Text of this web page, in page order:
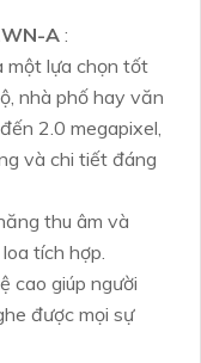
A:
một lựa chọn tốt
nhà phố hay văn
2.0 megapixel,
và chi tiết đáng
thu âm và
tích hợp.
cao giúp người
được mọi sự